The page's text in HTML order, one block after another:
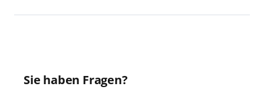
Sie haben Fragen?